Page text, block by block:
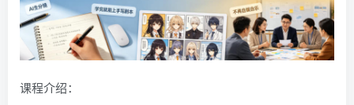
课程介绍：